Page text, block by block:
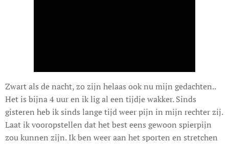
Zwart als de nacht, zo zijn helaas ook nu mijn gedachten..
Het is bijna 4 uur en ik lig al een tijdje wakker. Sinds
gisteren heb ik sinds lange tijd weer pijn in mijn rechter zij.
Laat ik vooropstellen dat het best eens gewoon spierpijn
zou kunnen zijn. Ik ben weer aan het sporten en stretchen